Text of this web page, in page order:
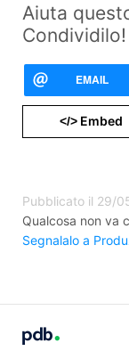
Aiuta
Condividilo!
EMAIL
</>Embed
Pubblicato il 29/
Qualcosa non va
Segnalalo a